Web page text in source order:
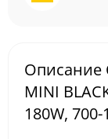
Описание
MINI
180W,